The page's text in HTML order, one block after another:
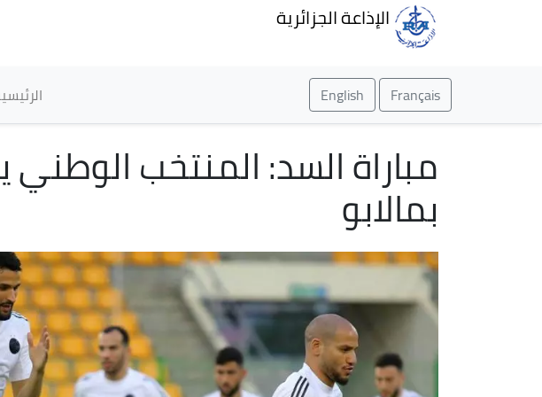
الإذاعة الجزائرية
Français
English
مباراة السد: المنتخب
بمالابو